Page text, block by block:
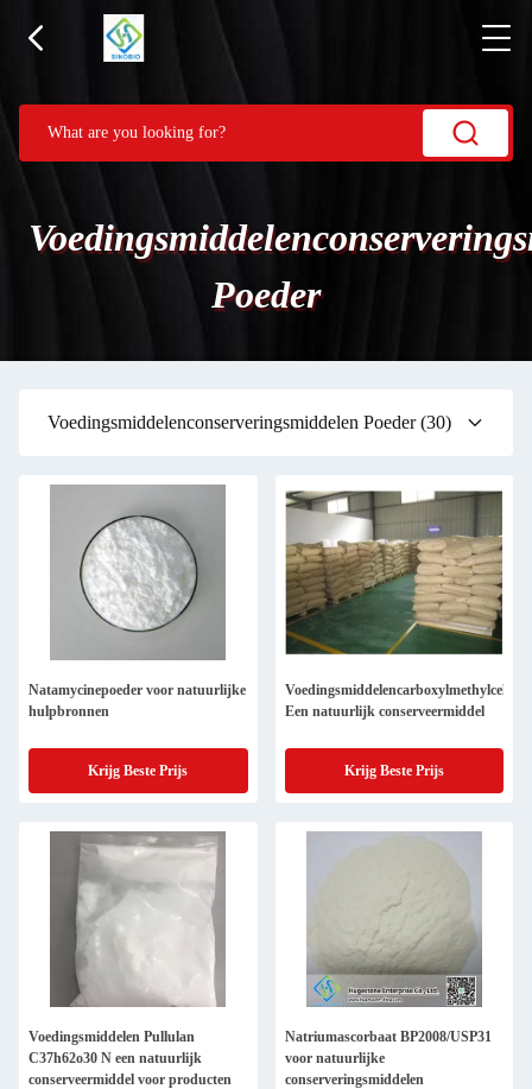
Poeder
Voedingsmiddelenconserveringsmiddelen Poeder(30)
Natamycinepoeder voor natuurlijke
hulpbronnen
Krijg Beste Prijs
Een natuurlijk conserveermiddel
Krijg Beste Prijs
Voedingsmiddelen Pullulan
C37h62o30 N een natuurlijk
conserveermiddel voor producten
Natriumascorbaat BP2008/USP31
voor natuurlijke
conserveringsmiddelen